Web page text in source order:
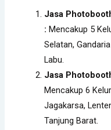
Jasa
: Mencakup 5
Selatan,
Labu.
Jasa
Mencakup 6
Jagakarsa,
Tanjung Barat.